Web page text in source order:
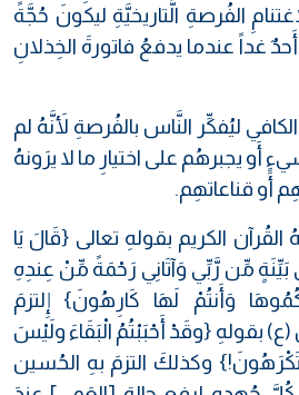
الفُرصةِ الَّتاريخيَّةِ ليكونَ حُجَّةً
غداً عندما يدفعُ فاتورةَ الخِذلانِ
ليُفكِّر النَّاس بالفُرصةِ لأَنَّهُ لم
يجبرهُم على اختيارِ ما لا يرَونهُ
أَو قناعاتهِم.
الكريم بقولهِ تعالى {قَالَ يَا
مِّن رَّبِّي وَآتَانِي رَحْمَةً مِّنْ عِندِهِ
وَأَنتُمْ لَهَا كَارِهُونَ} إِلتزمَ
(ع) بقولهِ {وقَدْ أَحْبَبْتُمُ الْبَقَاءَ ولَيْسَ
وكذلكَ التزمَ بهِ الحُسين